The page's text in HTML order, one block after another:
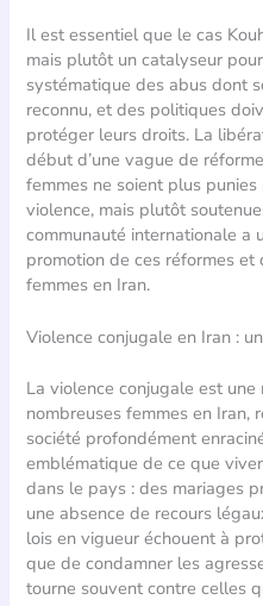
Il est essentiel que le cas
mais plutôt un catalyseur
systématique des abus dont
reconnu, et des politiques
protéger leurs droits. La
début d’une vague de
femmes ne soient plus
violence, mais plutôt
communauté internationale a
promotion de ces réformes
femmes en Iran.
Violence conjugale en Iran :
La violence conjugale est
nombreuses femmes en Iran,
société profondément
emblématique de ce que
dans le pays : des mariages
une absence de recours
lois en vigueur échouent à
que de condamner les
tourne souvent contre celles